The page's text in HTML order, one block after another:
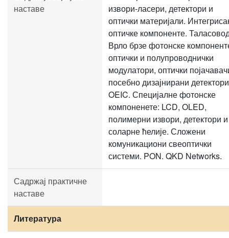
наставе
извори-ласери, детектори и
оптички материјали.
оптичке компоненте.
Врло брзе фотонске
оптички и полупроводнички
модулатори, оптички
посебно дизајнирани
OEIC. Специјалне фотонске
компоненете: LCD, OLED,
полимерни извори, детектори и
соларне ћелије. Сложени
комуникациони свеоптички
системи. PON. QKD Networks.
Садржај практичне
наставе
Литература